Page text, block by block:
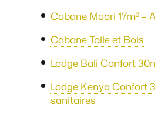
Cabane Maori 17m² –
Cabane Toile et Bois
Lodge Bali Confort
Lodge Kenya Confort
sanitaires